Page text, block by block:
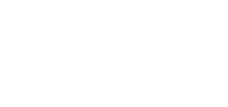
pagination